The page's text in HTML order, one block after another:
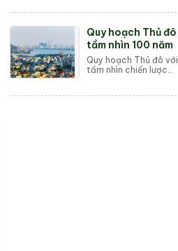
tuần tháng 4/2026
ngoặt về hạ tầng giao
thông đơn thuần mà...
Quy hoạch Thủ đô
tầm nhìn 100 năm
Quy hoạch Thủ đô với
tầm nhìn chiến lược
triển đa cực, đa trung